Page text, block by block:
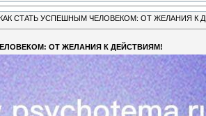
КАК СТАТЬ УСПЕШНЫМ ЧЕЛОВЕКОМ: ОТ ЖЕЛАНИЯ К
ОТ ЖЕЛАНИЯ К ДЕЙСТВИЯМ!